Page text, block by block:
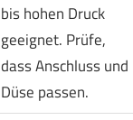
bis hohen Druck
geeignet. Prüfe,
dass Anschluss und
Düse passen.